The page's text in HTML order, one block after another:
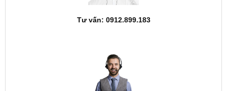
Tư vấn: 0912.899.183